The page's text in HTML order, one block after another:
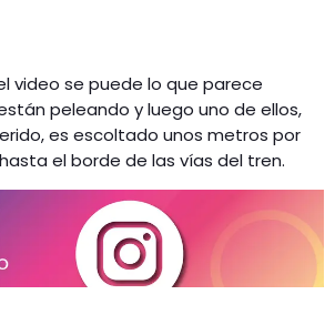
video se puede lo que parece
peleando y luego uno de ellos,
es escoltado unos metros por
el borde de las vías del tren.